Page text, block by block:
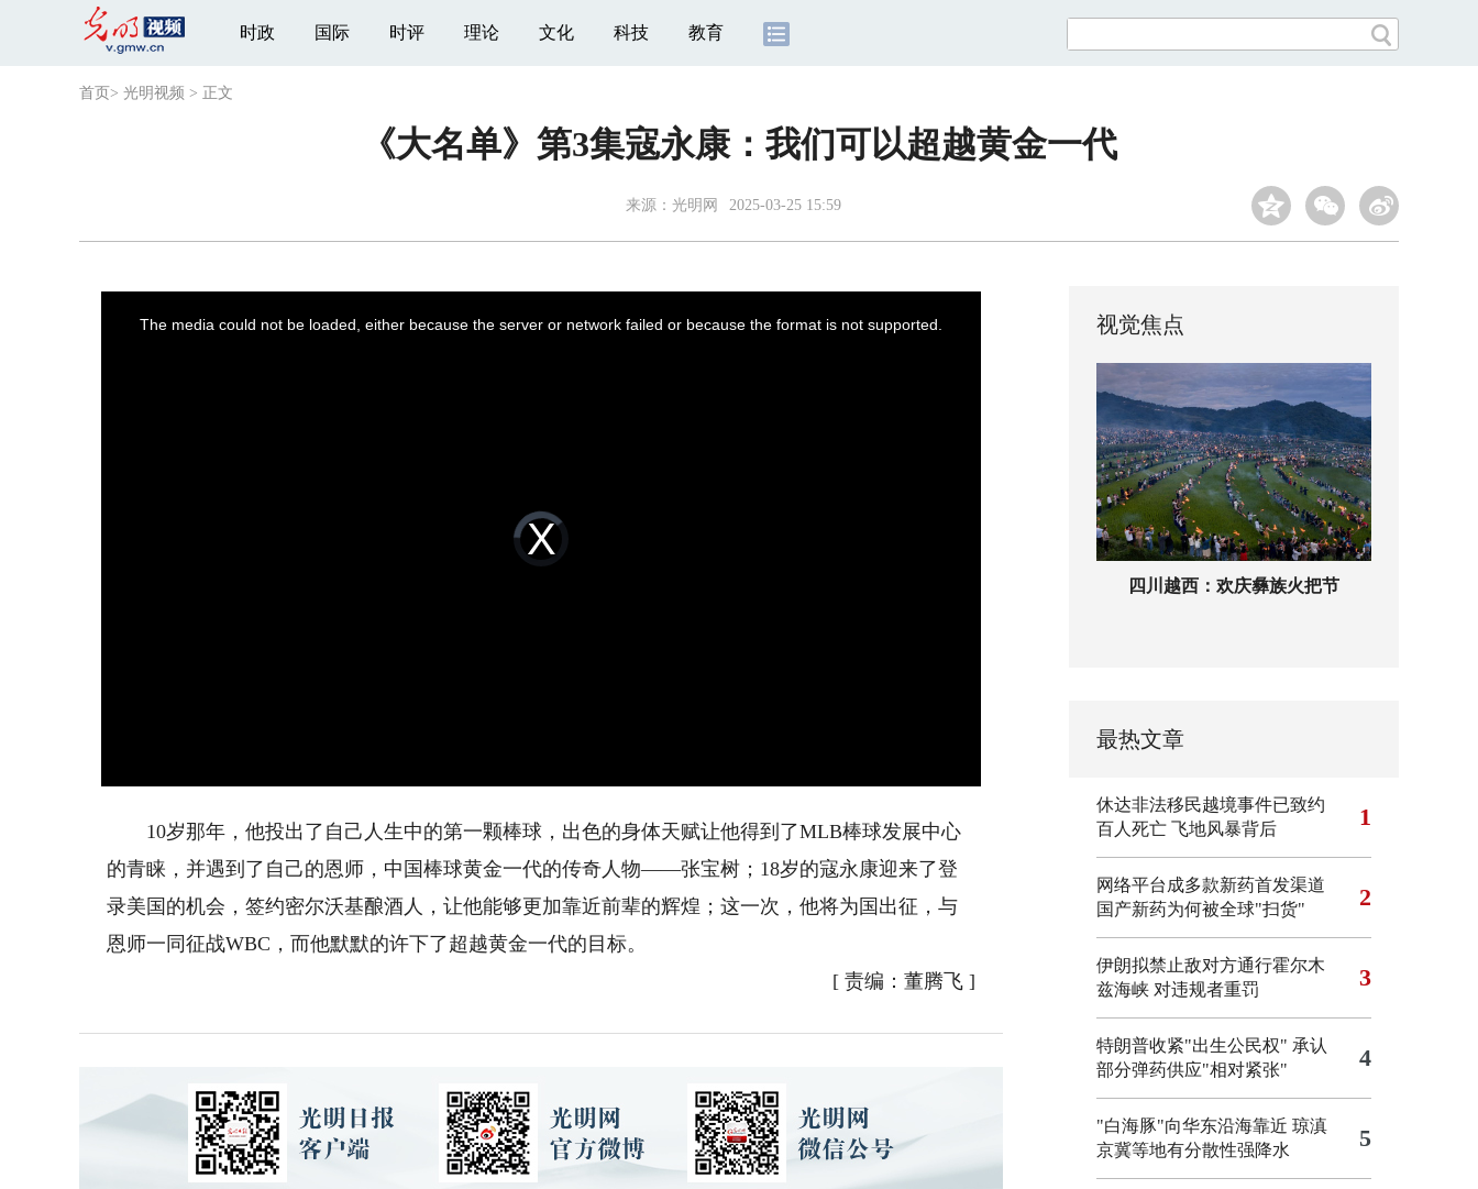
时政 国际 时评 理论 文化 科技 教育
首页 > 光明视频 > 正文
《大名单》第3集寇永康：我们可以超越黄金一代
来源： 光明网 2025-03-25 15:59
Video
Player
loading.
The media could not be loaded, either because the server or network failed or because the format is not supported.
10岁那年，他投出了自己人生中的第一颗棒球，出色的身体天赋让他得到了MLB棒球发展中心
的青睐，并遇到了自己的恩师，中国棒球黄金一代的传奇人物——张宝树；18岁的寇永康迎来了登
录美国的机会，签约密尔沃基酿酒人，让他能够更加靠近前辈的辉煌；这一次，他将为国出征，与
恩师一同征战WBC，而他默默的许下了超越黄金一代的目标。
[ 责编：董腾飞]
视觉焦点
四川越西：欢庆彝族火把节
最热文章
休达非法移民越境事件已致约
百人死亡 飞地风暴背后 1
网络平台成多款新药首发渠道
国产新药为何被全球"扫货"
2
伊朗拟禁止敌对方通行霍尔木
兹海峡 对违规者重罚
3
特朗普收紧"出生公民权" 承认
部分弹药供应"相对紧张"
4
"白海豚"向华东沿海靠近 琼滇
京冀等地有分散性强降水
5